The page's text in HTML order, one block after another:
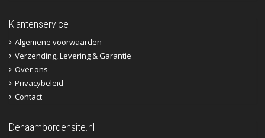
Klantenservice
Algemene voorwaarden
Verzending, Levering & Garantie
Over ons
Privacybeleid
Contact
Denaambordensite.nl